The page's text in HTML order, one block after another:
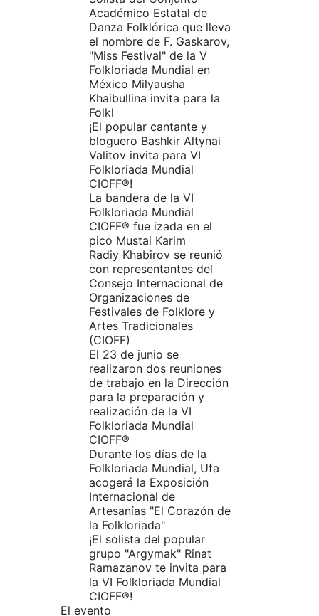
Académico Estatal de
Danza Folklórica que lleva
el nombre de F. Gaskarov,
"Miss Festival" de la V
Folkloriada Mundial en
México Milyausha
Khaibullina invita para la
Folkl
¡El popular cantante y
bloguero Bashkir Altynai
Valitov invita para VI
Folkloriada Mundial
CIOFF®️!
La bandera de la VI
Folkloriada Mundial
CIOFF® fue izada en el
pico Mustai Karim
Radiy Khabirov se reunió
con representantes del
Consejo Internacional de
Organizaciones de
Festivales de Folklore y
Artes Tradicionales
(CIOFF)
El 23 de junio se
realizaron dos reuniones
de trabajo en la Dirección
para la preparación y
realización de la VI
Folkloriada Mundial
CIOFF®️
Durante los días de la
Folkloriada Mundial, Ufa
acogerá la Exposición
Internacional de
Artesanías "El Corazón de
la Folkloriada"
¡El solista del popular
grupo "Argymak" Rinat
Ramazanov te invita para
la VI Folkloriada Mundial
CIOFF®!
El evento